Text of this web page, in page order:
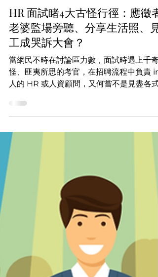
HR 面試睹4大古怪行徑：應徵者
老婆監場旁聽、分享生活照、見
工成哭訴大會？
當網民不時在討論區力數，面試時遇上千奇
人的 HR 或人資顧問，又何嘗不是見盡各式
各樣令人為之反眼的應徵者。以下實錄，從
以接受的扣分位。疫市中，求職者如想
offer...